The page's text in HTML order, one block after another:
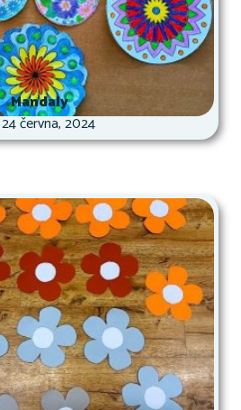
Mandaly
24 června, 2024